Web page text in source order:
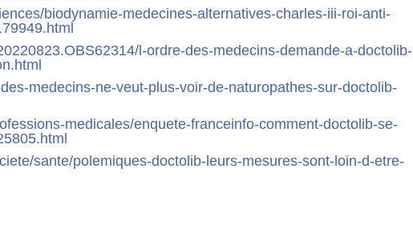
biodynamie-medecines-alternatives-charles-iii-roi-anti-
l-ordre-des-medecins-demande-a-doctolib-
medecins-ne-veut-plus-voir-de-naturopathes-sur-doctolib-
medicales/enquete-franceinfo-comment-doctolib-se-
sante/polemiques-doctolib-leurs-mesures-sont-loin-d-etre-